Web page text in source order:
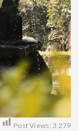
Post Views: 3.279